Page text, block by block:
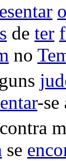
de ter
no
-se
contra
se